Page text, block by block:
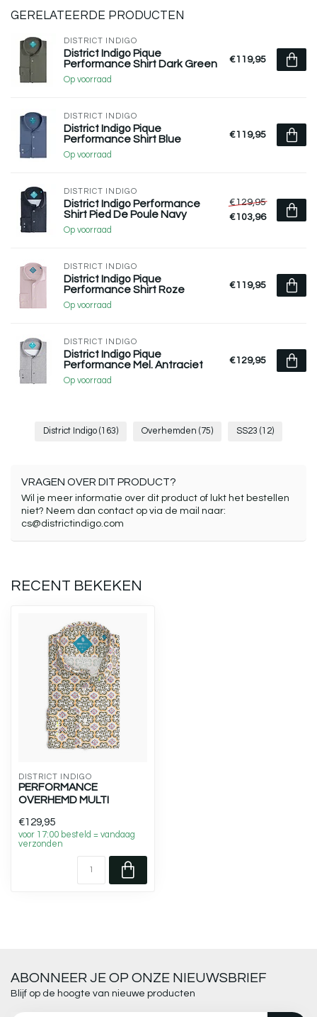
GERELATEERDE PRODUCTEN
DISTRICT INDIGO
District Indigo Pique
Performance Shirt Dark Green
Op voorraad
€119,95
DISTRICT INDIGO
District Indigo Pique
Performance Shirt Blue
Op voorraad
€119,95
DISTRICT INDIGO
District Indigo Performance
Shirt Pied De Poule Navy
Op voorraad
€129,95
€103,96
DISTRICT INDIGO
District Indigo Pique
Performance Shirt Roze
Op voorraad
€119,95
DISTRICT INDIGO
District Indigo Pique
Performance Mel. Antraciet
Op voorraad
€129,95
District Indigo (163) Overhemden (75) SS23 (12)
VRAGEN OVER DIT PRODUCT?
Wil je meer informatie over dit product of lukt het bestellen
niet? Neem dan contact op via de mail naar:
cs@districtindigo.com
RECENT BEKEKEN
DISTRICT INDIGO
PERFORMANCE
OVERHEMD MULTI
€129,95
voor 17:00 besteld = vandaag
verzonden
ABONNEER JE OP ONZE NIEUWSBRIEF
Blijf op de hoogte van nieuwe producten